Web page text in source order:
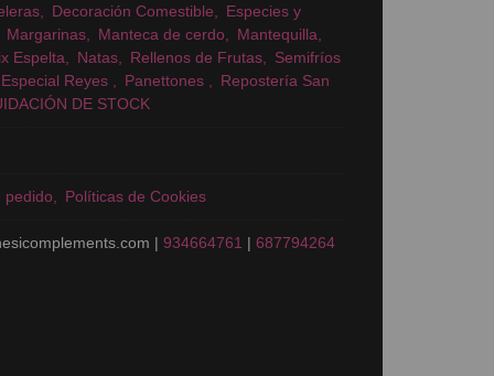
Decoración Comestible
Especies y
Margarinas Manteca de cerdo
Mantequilla
Espelta Natas Rellenos de Frutas
Semifríos
Especial Reyes Panettones
Repostería San
DE STOCK
pedido Políticas de Cookies
| 934664761 | 687794264